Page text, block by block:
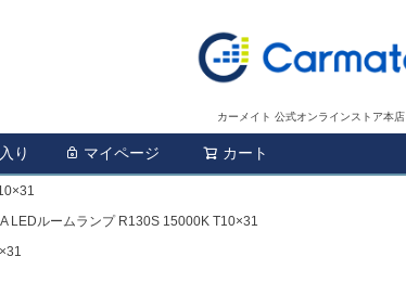
カーメイト 公式オンラインストア本店
り マイページ カート
LEDルームランプ R130S 15000K T10×31